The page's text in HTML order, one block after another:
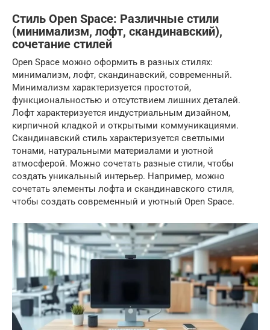
Стиль Open Space: Различные стили
(минимализм, лофт, скандинавский),
сочетание стилей
Open Space можно оформить в разных стилях:
минимализм, лофт, скандинавский, современный.
Минимализм характеризуется простотой,
функциональностью и отсутствием лишних деталей.
Лофт характеризуется индустриальным дизайном,
кирпичной кладкой и открытыми коммуникациями.
Скандинавский стиль характеризуется светлыми
тонами, натуральными материалами и уютной
атмосферой. Можно сочетать разные стили, чтобы
создать уникальный интерьер. Например, можно
сочетать элементы лофта и скандинавского стиля,
чтобы создать современный и уютный Open Space.